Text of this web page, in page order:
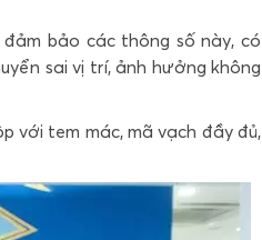
bảo các thông số này, có
sai vị trí, ảnh hưởng không
với tem mác, mã vạch đầy đủ,